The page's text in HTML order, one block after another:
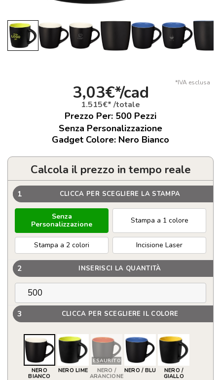
*IVA esclusa
3,03€*/cad
1.515€* /totale
Prezzo Per: 500 Pezzi
Senza Personalizzazione
Gadget Colore: Nero Bianco
Calcola il prezzo in tempo reale
1 CLICCA PER SCEGLIERE LA STAMPA
Senza
Personalizzazione
Stampa a 1 colore
Stampa a 2 colori Incisione Laser
2 INSERISCI LA QUANTITÀ
3 CLICCA PER SCEGLIERE IL COLORE
NERO
BIANCO
NERO LIME
ESAURITO
NERO /
ARANCIONE
NERO / BLU
NERO /
GIALLO